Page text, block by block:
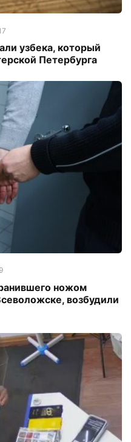
узбека, который
Петербурга
ножом
возбудили